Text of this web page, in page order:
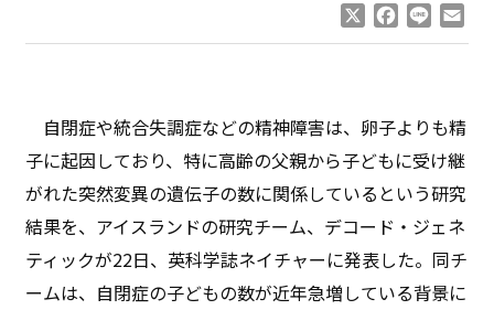
Facebook
Line
自閉症や統合失調症などの精神障害は、卵子よりも精
子に起因しており、特に高齢の父親から子どもに受け継
がれた突然変異の遺伝子の数に関係しているという研究
結果を、アイスランドの研究チーム、デコード・ジェネ
ティックが22日、英科学誌ネイチャーに発表した。同チ
ームは、自閉症の子どもの数が近年急増している背景に